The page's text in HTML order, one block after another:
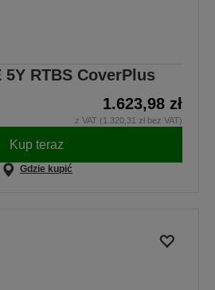
5Y RTBS CoverPlus
1.623,98 zł
z VAT (1.320,31 zł bez VAT)
Kup teraz
Gdzie kupić